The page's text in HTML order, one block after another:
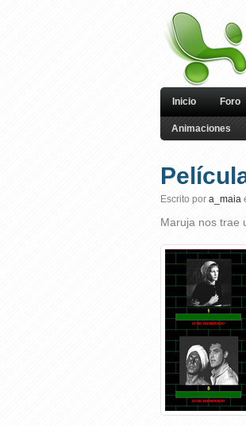
Inicio Foro
Animaciones
Escrito por a_maia
Maruja nos trae